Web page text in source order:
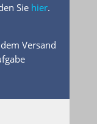
Siehier.
Versand